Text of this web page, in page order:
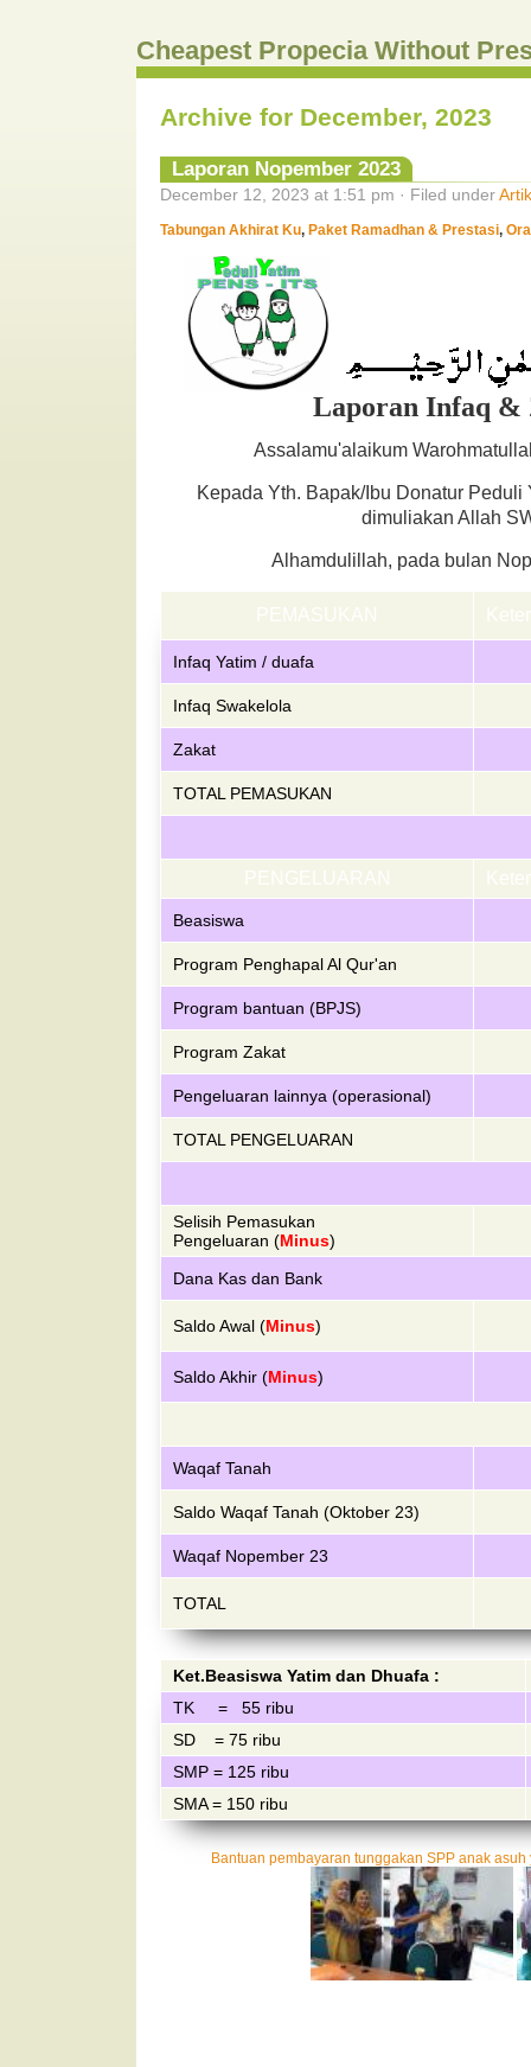
Cheapest Propecia Without
Archive for December, 2023
Laporan Nopember 2023
December 12, 2023 at 1:51 pm · Filed under
Tabungan Akhirat Ku, Paket Ramadhan & Prestasi,
Laporan Infaq &
Assalamu'alaikum
Kepada Yth. Bapak/Ibu Donatur Peduli
dimuliakan Allah
Alhamdulillah, pada bulan
PEMASUKAN
Infaq Yatim / duafa
Infaq Swakelola
Zakat
TOTAL PEMASUKAN
PENGELUARAN
Beasiswa
Program Penghapal Al Qur'an
Program bantuan (BPJS)
Program Zakat
Pengeluaran lainnya (operasional)
TOTAL PENGELUARAN
Selisih Pemasukan
Pengeluaran (Minus)
Dana Kas dan Bank
Saldo Awal (Minus)
Saldo Akhir (Minus)
Waqaf Tanah
Saldo Waqaf Tanah (Oktober 23)
Waqaf Nopember 23
TOTAL
Ket.Beasiswa Yatim dan Dhuafa :
TK = 55 ribu
SD = 75 ribu
SMP = 125 ribu
SMA = 150 ribu
Bantuan pembayaran tunggakan SPP anak